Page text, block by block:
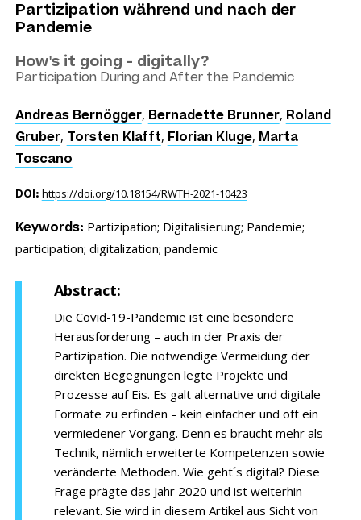
Partizipation während und nach der
Pandemie
How's it going - digitally?
Participation During and After the Pandemic
Andreas Bernögger, Bernadette Brunner, Roland
Gruber, Torsten Klafft, Florian Kluge, Marta
Toscano
DOI: https://doi.org/10.18154/RWTH-2021-10423
Keywords: Partizipation; Digitalisierung; Pandemie;
participation; digitalization; pandemic
Abstract:
Die Covid-19-Pandemie ist eine besondere
Herausforderung – auch in der Praxis der
Partizipation. Die notwendige Vermeidung der
direkten Begegnungen legte Projekte und
Prozesse auf Eis. Es galt alternative und digitale
Formate zu erfinden – kein einfacher und oft ein
vermiedener Vorgang. Denn es braucht mehr als
Technik, nämlich erweiterte Kompetenzen sowie
veränderte Methoden. Wie geht´s digital? Diese
Frage prägte das Jahr 2020 und ist weiterhin
relevant. Sie wird in diesem Artikel aus Sicht von